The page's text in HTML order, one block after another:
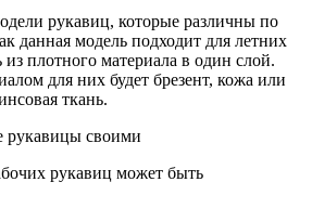
рукавиц, которые различны по
данная модель подходит для летних
плотного материала в один слой.
для них будет брезент, кожа или
ткань.
рукавиц может быть